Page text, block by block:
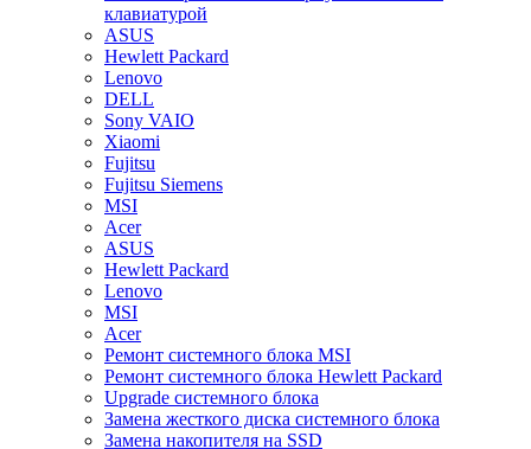
клавиатурой
ASUS
Hewlett Packard
Lenovo
DELL
Sony VAIO
Xiaomi
Fujitsu
Fujitsu Siemens
MSI
Acer
ASUS
Hewlett Packard
Lenovo
MSI
Acer
Ремонт системного блока MSI
Ремонт системного блока Hewlett Packard
Upgrade системного блока
Замена жесткого диска системного блока
Замена накопителя на SSD